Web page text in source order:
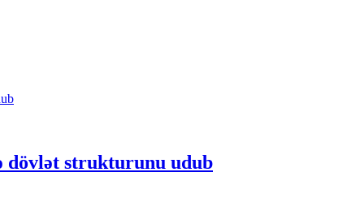
dövlət strukturunu udub